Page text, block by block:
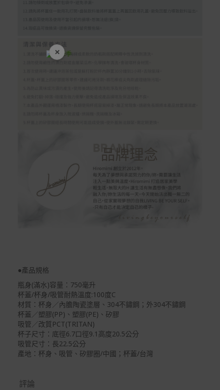
●產品規格
瓶身(滿水)容量：750毫升
杯蓋/杯身/吸管耐熱溫度:100度C
材質：杯身／內膽陶瓷塗層、304不鏽鋼；外304不鏽鋼
杯蓋／塑膠(PP)、塑膠(PE)、矽膠
吸管／改質PCT(TRITAN)
杯子尺寸：底徑6.7口徑9.1高度20.5公分
吸管尺寸：長22.5公分
產地：杯身、吸管、矽膠圈/中國；杯蓋/台灣
評論
× 開學裝備全面降價